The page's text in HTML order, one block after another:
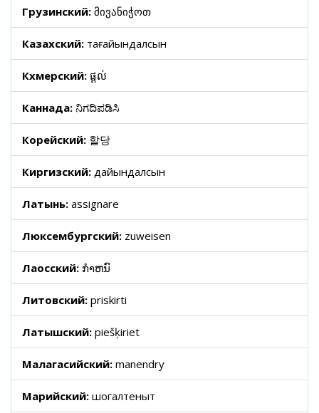
Грузинский: მივანიჭოთ
Казахский: тағайындалсын
Кхмерский: ផ្តល់
Каннада: ನಿಗದಿಪಡಿಸಿ
Корейский: 할당
Киргизский: дайындалсын
Латынь: assignare
Люксембургский: zuweisen
Лаосский: ກໍາຫນົ
Литовский: priskirti
Латышский: piešķiriet
Малагасийский: manendry
Марийский: шогалтеныт